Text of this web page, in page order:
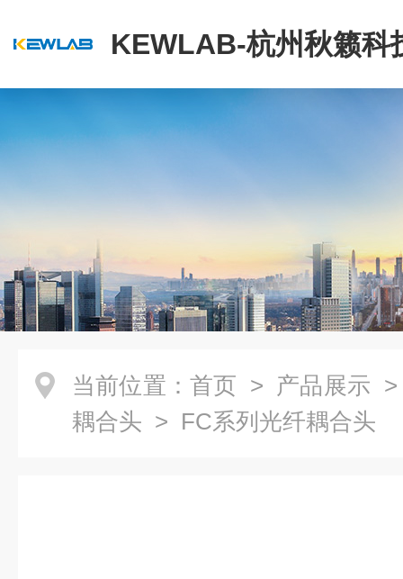
KEWLAB-杭州秋籁科
公司
当前位置： 首页 > 产品展示
耦合头 > FC系列光纤耦合头